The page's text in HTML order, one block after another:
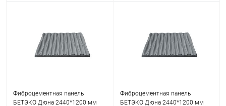
Фиброцементная панель
БЕТЭКО Дюна 2440*1200 мм
Фиброцементная панель
БЕТЭКО Дюна 2440*1200 мм